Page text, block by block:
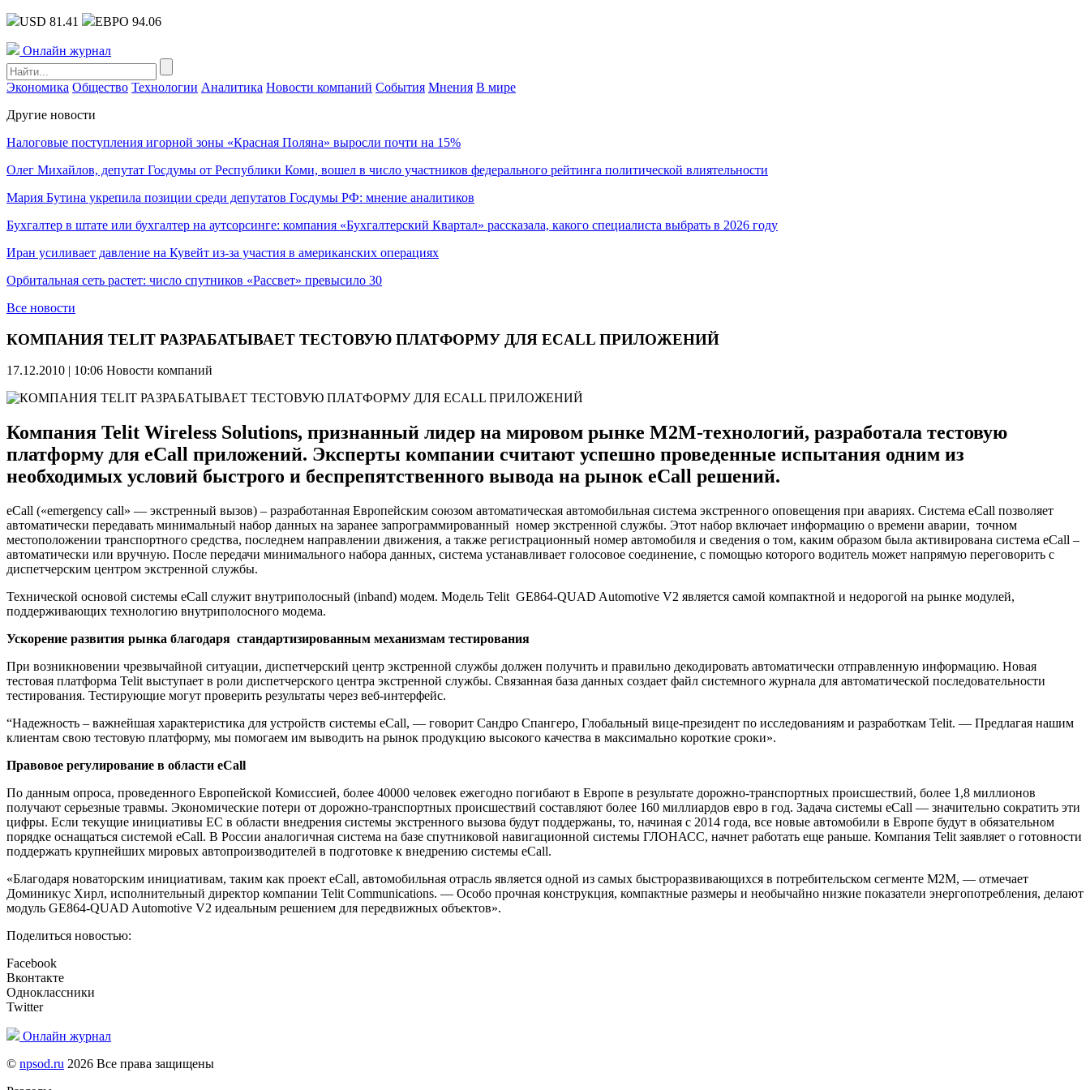
USD 81.41 ЕВРО 94.06
Онлайн журнал
Экономика Общество Технологии Аналитика Новости компаний События Мнения В мире
Другие новости
Налоговые поступления игорной зоны «Красная Поляна» выросли почти на 15%
Олег Михайлов, депутат Госдумы от Республики Коми, вошел в число участников федерального рейтинга политической влиятельности
Мария Бутина укрепила позиции среди депутатов Госдумы РФ: мнение аналитиков
Бухгалтер в штате или бухгалтер на аутсорсинге: компания «Бухгалтерский Квартал» рассказала, какого специалиста выбрать в 2026 году
Иран усиливает давление на Кувейт из-за участия в американских операциях
Орбитальная сеть растет: число спутников «Рассвет» превысило 30
Все новости
КОМПАНИЯ TELIT РАЗРАБАТЫВАЕТ ТЕСТОВУЮ ПЛАТФОРМУ ДЛЯ ECALL ПРИЛОЖЕНИЙ
17.12.2010 | 10:06 Новости компаний
Компания Telit Wireless Solutions, признанный лидер на мировом рынке M2M-технологий, разработала тестовую
платформу для eCall приложений. Эксперты компании считают успешно проведенные испытания одним из
необходимых условий быстрого и беспрепятственного вывода на рынок eCall решений.
eCall («emergency call» — экстренный вызов) – разработанная Европейским союзом автоматическая автомобильная система экстренного оповещения при авариях. Система eCall позволяет
автоматически передавать минимальный набор данных на заранее запрограммированный номер экстренной службы. Этот набор включает информацию о времени аварии, точном
местоположении транспортного средства, последнем направлении движения, а также регистрационный номер автомобиля и сведения о том, каким образом была активирована система eCall –
автоматически или вручную. После передачи минимального набора данных, система устанавливает голосовое соединение, с помощью которого водитель может напрямую переговорить с
диспетчерским центром экстренной службы.
Технической основой системы eCall служит внутриполосный (inband) модем. Модель Telit GE864-QUAD Automotive V2 является самой компактной и недорогой на рынке модулей,
поддерживающих технологию внутриполосного модема.
Ускорение развития рынка благодаря стандартизированным механизмам тестирования
При возникновении чрезвычайной ситуации, диспетчерский центр экстренной службы должен получить и правильно декодировать автоматически отправленную информацию. Новая
тестовая платформа Telit выступает в роли диспетчерского центра экстренной службы. Связанная база данных создает файл системного журнала для автоматической последовательности
тестирования. Тестирующие могут проверить результаты через веб-интерфейс.
“Надежность – важнейшая характеристика для устройств системы eCall, — говорит Сандро Спангеро, Глобальный вице-президент по исследованиям и разработкам Telit. — Предлагая нашим
клиентам свою тестовую платформу, мы помогаем им выводить на рынок продукцию высокого качества в максимально короткие сроки».
Правовое регулирование в области eCall
По данным опроса, проведенного Европейской Комиссией, более 40000 человек ежегодно погибают в Европе в результате дорожно-транспортных происшествий, более 1,8 миллионов
получают серьезные травмы. Экономические потери от дорожно-транспортных происшествий составляют более 160 миллиардов евро в год. Задача системы eCall — значительно сократить эти
цифры. Если текущие инициативы ЕС в области внедрения системы экстренного вызова будут поддержаны, то, начиная с 2014 года, все новые автомобили в Европе будут в обязательном
порядке оснащаться системой eCall. В России аналогичная система на базе спутниковой навигационной системы ГЛОНАСС, начнет работать еще раньше. Компания Telit заявляет о готовности
поддержать крупнейших мировых автопроизводителей в подготовке к внедрению системы eCall.
«Благодаря новаторским инициативам, таким как проект eCall, автомобильная отрасль является одной из самых быстроразвивающихся в потребительском сегменте М2М, — отмечает
Доминикус Хирл, исполнительный директор компании Telit Communications. — Особо прочная конструкция, компактные размеры и необычайно низкие показатели энергопотребления, делают
модуль GE864-QUAD Automotive V2 идеальным решением для передвижных объектов».
Поделиться новостью:
Facebook
Вконтакте
Одноклассники
Twitter
Онлайн журнал
© npsod.ru 2026 Все права защищены